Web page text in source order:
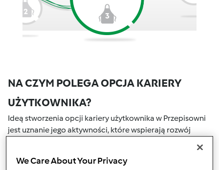
2 3
NA CZYM POLEGA OPCJA KARIERY
UŻYTKOWNIKA?
Ideą stworzenia opcji kariery użytkownika w Przepisowni
jest uznanie jego aktywności, które wspierają rozwój
portalu społecznościowym są nagradzane przez punkty.
Osiągnięcie określonej liczby punktów, automatycznie
We Care About Your Privacy